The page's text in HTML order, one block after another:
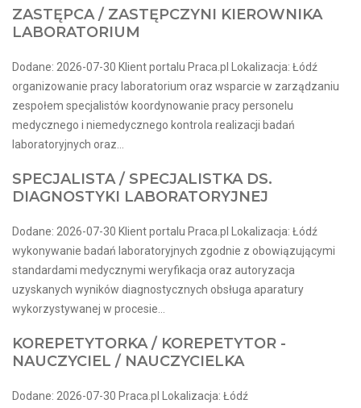
ZASTĘPCA / ZASTĘPCZYNI KIEROWNIKA
LABORATORIUM
Dodane: 2026-07-30 Klient portalu Praca.pl Lokalizacja: Łódź
organizowanie pracy laboratorium oraz wsparcie w zarządzaniu
zespołem specjalistów koordynowanie pracy personelu
medycznego i niemedycznego kontrola realizacji badań
laboratoryjnych oraz...
SPECJALISTA / SPECJALISTKA DS.
DIAGNOSTYKI LABORATORYJNEJ
Dodane: 2026-07-30 Klient portalu Praca.pl Lokalizacja: Łódź
wykonywanie badań laboratoryjnych zgodnie z obowiązującymi
standardami medycznymi weryfikacja oraz autoryzacja
uzyskanych wyników diagnostycznych obsługa aparatury
wykorzystywanej w procesie...
KOREPETYTORKA / KOREPETYTOR -
NAUCZYCIEL / NAUCZYCIELKA
Dodane: 2026-07-30 Praca.pl Lokalizacja: Łódź